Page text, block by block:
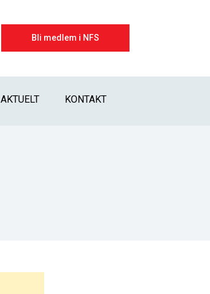
Bli medlem i NFS
AKTUELT KONTAKT